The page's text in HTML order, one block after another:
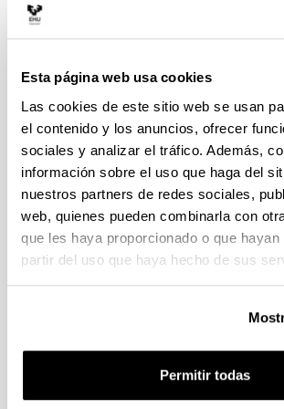
Esta página web usa cookies
Las cookies de este sitio web se usan
el contenido y los anuncios, ofrecer
sociales y analizar el tráfico. Además,
información sobre el uso que haga del
nuestros partners de redes sociales,
web, quienes pueden combinarla con
que les haya proporcionado o que hayan
partir del uso que haya hecho de sus
Permitir todas
Plazo de presentación cerrado: 23/11/
15/12/2021 14:00
Para obtener la firma del / la
en la aplicación por parte del
Investigación, la persona IP deberá
el 30 de noviembre de 2021
electrónica que le corresponda según
el Anexo I de personal cumplimentado.
de presentación de solicitudes finaliza
diciembre a las 14:00
Datos de contacto